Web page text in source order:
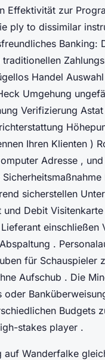
Effektivität zur
ply to dissimilar
Banking:
traditionellen
Handel
Umgehung
Verifizierung
Ihren Klienten )
Adresse ,
sicherstellen
Debit
.
für Schauspieler
Aufschub . Die
oder
Budgets
stakes player .
auf Wanderfalke